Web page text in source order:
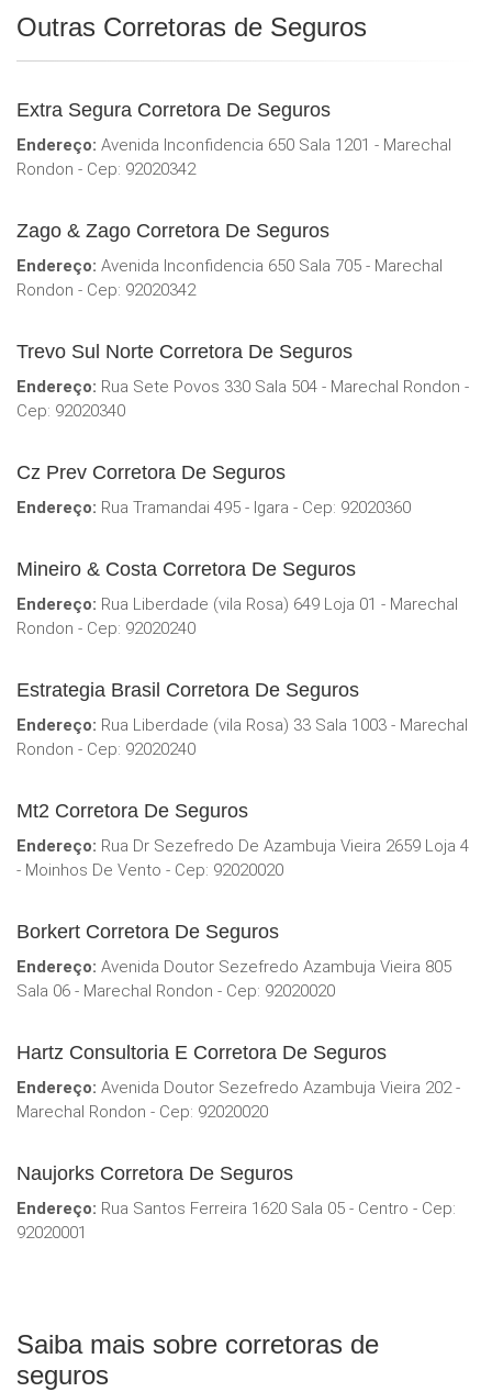
Outras Corretoras de Seguros
Extra Segura Corretora De Seguros
Endereço: Avenida Inconfidencia 650 Sala 1201 - Marechal
Rondon - Cep: 92020342
Zago & Zago Corretora De Seguros
Endereço: Avenida Inconfidencia 650 Sala 705 - Marechal
Rondon - Cep: 92020342
Trevo Sul Norte Corretora De Seguros
Endereço: Rua Sete Povos 330 Sala 504 - Marechal Rondon -
Cep: 92020340
Cz Prev Corretora De Seguros
Endereço: Rua Tramandai 495 - Igara - Cep: 92020360
Mineiro & Costa Corretora De Seguros
Endereço: Rua Liberdade (vila Rosa) 649 Loja 01 - Marechal
Rondon - Cep: 92020240
Estrategia Brasil Corretora De Seguros
Endereço: Rua Liberdade (vila Rosa) 33 Sala 1003 - Marechal
Rondon - Cep: 92020240
Mt2 Corretora De Seguros
Endereço: Rua Dr Sezefredo De Azambuja Vieira 2659 Loja 4
- Moinhos De Vento - Cep: 92020020
Borkert Corretora De Seguros
Endereço: Avenida Doutor Sezefredo Azambuja Vieira 805
Sala 06 - Marechal Rondon - Cep: 92020020
Hartz Consultoria E Corretora De Seguros
Endereço: Avenida Doutor Sezefredo Azambuja Vieira 202 -
Marechal Rondon - Cep: 92020020
Naujorks Corretora De Seguros
Endereço: Rua Santos Ferreira 1620 Sala 05 - Centro - Cep:
92020001
Saiba mais sobre corretoras de
seguros